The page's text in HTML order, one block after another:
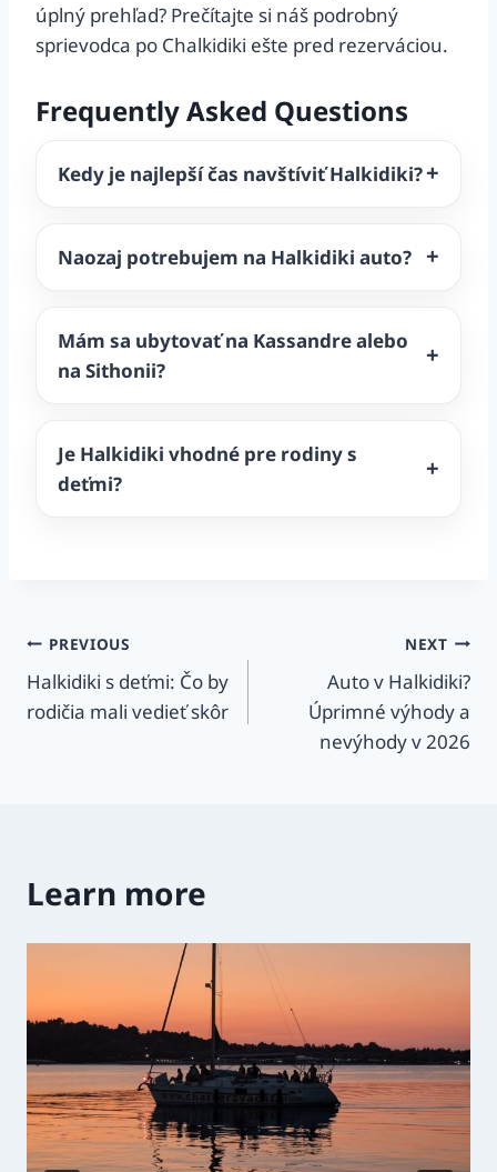
úplný prehľad? Prečítajte si náš podrobný
sprievodca po Chalkidiki ešte pred rezerváciou.
Frequently Asked Questions
Kedy je najlepší čas navštíviť Halkidiki?
Naozaj potrebujem na Halkidiki auto?
Mám sa ubytovať na Kassandre alebo
na Sithonii?
Je Halkidiki vhodné pre rodiny s
deťmi?
Post
navigation
PREVIOUS
Halkidiki s deťmi: Čo by
rodičia mali vedieť skôr
NEXT
Auto v Halkidiki?
Úprimné výhody a
nevýhody v 2026
Learn more